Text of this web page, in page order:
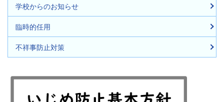
学校からのお知らせ
臨時的任用
不祥事防止対策